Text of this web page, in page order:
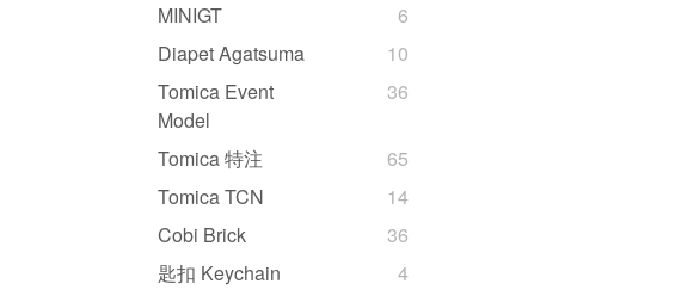
MINIGT
6
Diapet Agatsuma
10
Tomica Event
Model
36
Tomica 特注
65
Tomica TCN
14
Cobi Brick
36
匙扣 Keychain
4